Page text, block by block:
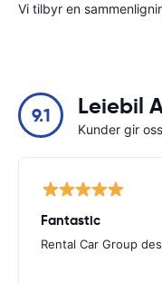
Vi tilbyr en
9.1 Leiebil
Kunder gir
Fantastic
Rental Car Group